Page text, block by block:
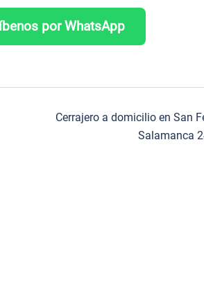
por WhatsApp
Cerrajero a domicilio en San
Salamanca